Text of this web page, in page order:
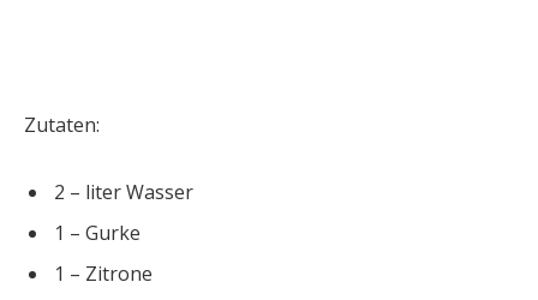
Zutaten:
2 – liter Wasser
1 – Gurke
1 – Zitrone